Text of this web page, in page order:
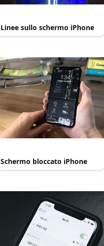
Linee sullo schermo iPhone
Schermo bloccato iPhone